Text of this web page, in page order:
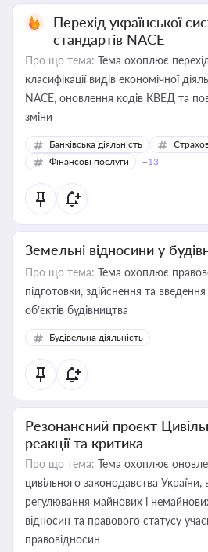
Перехід української
стандартів NACE
Про що тема: Тема охоплює
класифікації видів економічної
NACE, оновлення кодів КВЕД та
зміни
Банківська діяльність
Фінансові послуги
+13
Земельні відносини у
Про що тема: Тема охоплює
підготовки, здійснення та
об’єктів будівництва
Будівельна діяльність
Резонансний проєкт
реакції та критика
Про що тема: Тема охоплює
цивільного законодавства
регулювання майнових і
відносин та правового статусу
правовідносин